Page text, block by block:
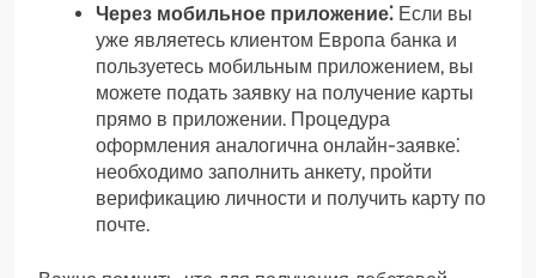
Через мобильное приложение⁚ Если вы
уже являетесь клиентом Европа банка и
пользуетесь мобильным приложением, вы
можете подать заявку на получение карты
прямо в приложении. Процедура
оформления аналогична онлайн-заявке⁚
необходимо заполнить анкету, пройти
верификацию личности и получить карту по
почте.